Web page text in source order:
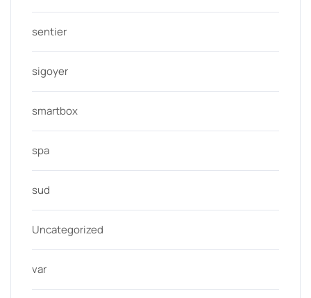
sentier
sigoyer
smartbox
spa
sud
Uncategorized
var